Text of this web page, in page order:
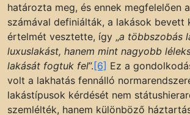
határozta meg, és ennek megfelelően
számával definiálták, a lakások bevett
értelmét vesztette, így „a többszobás
luxuslakást, hanem mint nagyobb
lakását fogtuk fel”.[6] Ez a
volt a lakhatás fennálló
lakástípusok kérdését nem
szemlélték, hanem különböző